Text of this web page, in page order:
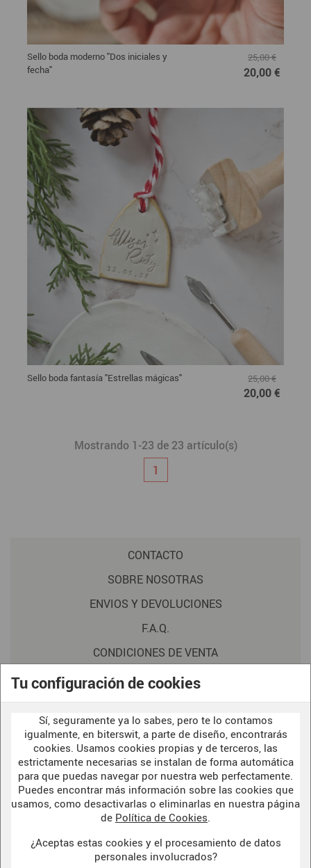
Tu configuración de cookies
Sí, seguramente ya lo sabes, pero te lo contamos
igualmente, en biterswit, a parte de diseño, encontrarás
cookies. Usamos cookies propias y de terceros, las
estrictamente necesarias se instalan de forma automática
para que puedas navegar por nuestra web perfectamente.
Puedes encontrar más información sobre las cookies que
usamos, como desactivarlas o eliminarlas en nuestra página
de Política de Cookies.
¿Aceptas estas cookies y el procesamiento de datos
personales involucrados?
Sello boda moderno "Dos iniciales y
fecha"
25,00 €
20,00 €
Sello boda fantasía "Estrellas mágicas" 25,00 €
20,00 €
Mostrando 1-23 de 23 artículo(s)
1
CONTACTO
SOBRE NOSOTRAS
ENVIOS Y DEVOLUCIONES
F.A.Q.
CONDICIONES DE VENTA
POLITICA DE PRIVACIDAD
AVISO LEGAL
POLÍTICA DE COOKIES
WELCOME TO OUR
DARK SIDE
BITERSWIT STUDIO